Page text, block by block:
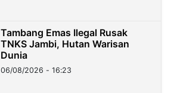
Tambang Emas Ilegal Rusak
TNKS Jambi, Hutan Warisan
Dunia
06/08/2026 - 16:23